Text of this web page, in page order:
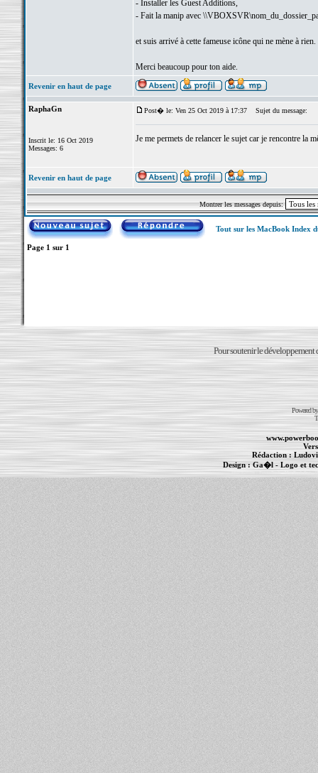
- Installer les Guest Additions,
- Fait la manip avec
et suis arrivé à cette fameuse icône qui ne mène à rien.
Merci beaucoup pour ton aide.
Revenir en haut de page
RaphaGn
Inscrit le: 16 Oct 2019
Messages: 6
Post� le: Ven 25 Oct 2019 à 17:37 Sujet du message:
Je me permets de relancer le sujet car je rencontre la
Revenir en haut de page
Montrer les messages depuis:
Tout sur les MacBook Index
Page 1 sur 1
Pour soutenir le développement
Powered
Rédaction :
Design : Ga�l- Logo et
Informations : PowerBook- MacBook Pro